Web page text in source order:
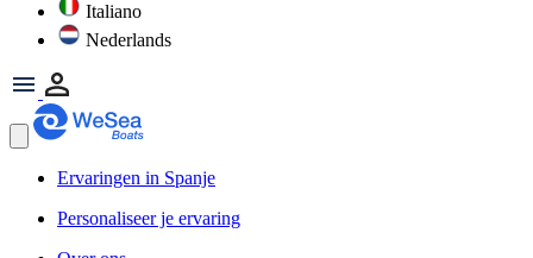
Italiano
Nederlands
Ervaringen in Spanje
Personaliseer je ervaring